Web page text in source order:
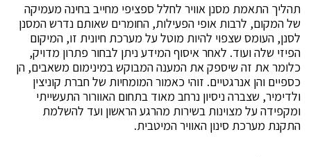
תהליך התאמת מסנן אוויר לחלל ספציפי מחייב בחינה מעמיקה
של המקום, לרבות אופי הפעילות, החומרים שאותם נדרש המסנן
לסנן, העומס שצפוי להיות מוטל על מערכת חיונית זו, המיקום
הפיזי שלה ועוד. לאחר איסוף המידע ניתן לבחור פתרון מדויק,
כלומר את זה שיספק את המענה המבוקש במינימום משאבים, הן
כספיים והן אנרגטיים. זוהי כאמור המומחיות של חברת קוניצין
ולדימיר, שצברה ניסיון נרחב מאוד בתחום האוורור התעשייתי
ומקפידה על מצוינות בשירות מהרגע הראשון ועד להשלמת
התקנת מערכת סינון האוויר המיטבית.